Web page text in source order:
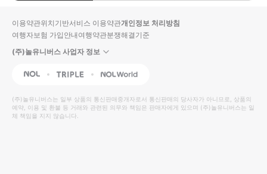
이용약관위치기반서비스 이용약관개인정보 처리방침
여행자보험 가입안내여행약관분쟁해결기준
(주)놀유니버스 사업자 정보
NOL Triple Interpark Global
(주)놀유니버스는 일부 상품의 통신판매중개자로서 통신판매의 당사자가 아니므로, 상품의
예약, 이용 및 환불 등 거래와 관련된 의무와 책임은 판매자에게 있으며 (주)놀유니버스는 일
체 책임을 지지 않습니다.